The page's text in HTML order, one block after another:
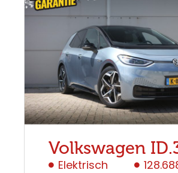
Volkswagen
Elektrisch